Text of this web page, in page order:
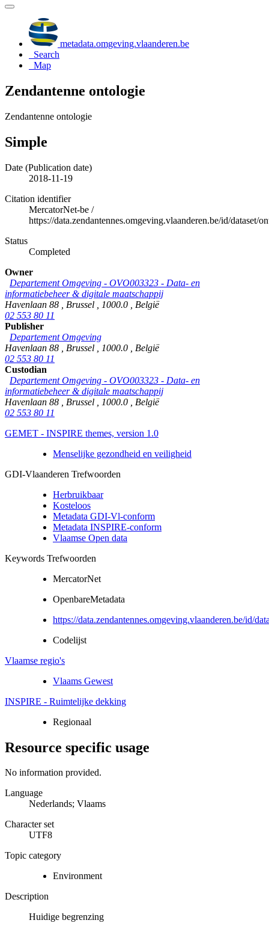
metadata.omgeving.vlaanderen.be
Search
Map
Zendantenne ontologie
Zendantenne ontologie
Simple
Date (Publication date)
2018-11-19
Citation identifier
MercatorNet-be /
https://data.zendantennes.omgeving.vlaanderen.be/id/dataset/
Status
Completed
Owner
Departement Omgeving - OVO003323 - Data- en
informatiebeheer & digitale maatschappij
Havenlaan 88
Brussel 1000.0
België
02 553 80 11
Publisher
Departement Omgeving
Havenlaan 88
Brussel 1000.0
België
02 553 80 11
Custodian
Departement Omgeving - OVO003323 - Data- en
informatiebeheer & digitale maatschappij
Havenlaan 88
Brussel 1000.0
België
02 553 80 11
GEMET - INSPIRE themes, version 1.0
Menselijke gezondheid en veiligheid
GDI-Vlaanderen Trefwoorden
Herbruikbaar
Kosteloos
Metadata GDI-Vl-conform
Metadata INSPIRE-conform
Vlaamse Open data
Keywords Trefwoorden
MercatorNet
OpenbareMetadata
https://data.zendantennes.omgeving.vlaanderen.be/id/
Codelijst
Vlaamse regio's
Vlaams Gewest
INSPIRE - Ruimtelijke dekking
Regionaal
Resource specific usage
No information provided.
Language
Nederlands; Vlaams
Character set
UTF8
Topic category
Environment
Description
Huidige begrenzing